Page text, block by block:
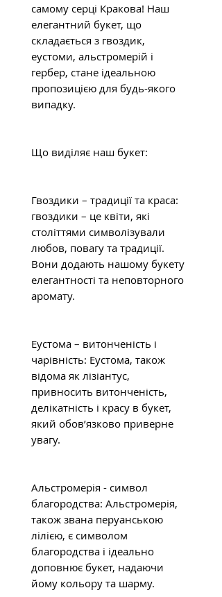
самому серці Кракова! Наш
елегантний букет, що
складається з гвоздик,
еустоми, альстромерій і
гербер, стане ідеальною
пропозицією для будь-якого
випадку.
Що виділяє наш букет:
Гвоздики – традиції та краса:
гвоздики – це квіти, які
століттями символізували
любов, повагу та традиції.
Вони додають нашому букету
елегантності та неповторного
аромату.
Еустома – витонченість і
чарівність: Еустома, також
відома як лізіантус,
привносить витонченість,
делікатність і красу в букет,
який обов’язково приверне
увагу.
Альстромерія - символ
благородства: Альстромерія,
також звана перуанською
лілією, є символом
благородства і ідеально
доповнює букет, надаючи
йому кольору та шарму.